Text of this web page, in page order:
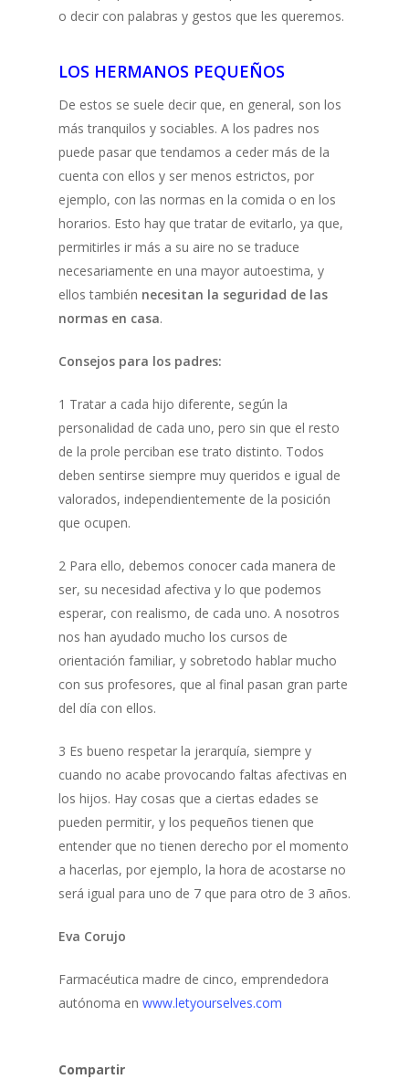
o decir con palabras y gestos que les queremos.
LOS HERMANOS PEQUEÑOS
De estos se suele decir que, en general, son los
más tranquilos y sociables. A los padres nos
puede pasar que tendamos a ceder más de la
cuenta con ellos y ser menos estrictos, por
ejemplo, con las normas en la comida o en los
horarios. Esto hay que tratar de evitarlo, ya que,
permitirles ir más a su aire no se traduce
necesariamente en una mayor autoestima, y
ellos también necesitan la seguridad de las
normas en casa.
Consejos para los padres:
1 Tratar a cada hijo diferente, según la
personalidad de cada uno, pero sin que el resto
de la prole perciban ese trato distinto. Todos
deben sentirse siempre muy queridos e igual de
valorados, independientemente de la posición
que ocupen.
2 Para ello, debemos conocer cada manera de
ser, su necesidad afectiva y lo que podemos
esperar, con realismo, de cada uno. A nosotros
nos han ayudado mucho los cursos de
orientación familiar, y sobretodo hablar mucho
con sus profesores, que al final pasan gran parte
del día con ellos.
3 Es bueno respetar la jerarquía, siempre y
cuando no acabe provocando faltas afectivas en
los hijos. Hay cosas que a ciertas edades se
pueden permitir, y los pequeños tienen que
entender que no tienen derecho por el momento
a hacerlas, por ejemplo, la hora de acostarse no
será igual para uno de 7 que para otro de 3 años.
Eva Corujo
Farmacéutica madre de cinco, emprendedora
autónoma en www.letyourselves.com
Compartir